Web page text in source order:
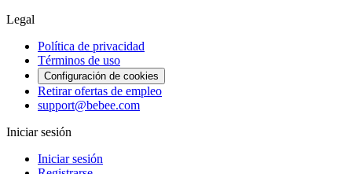
Legal
Política de privacidad
Términos de uso
Configuración de cookies
Retirar ofertas de empleo
support@bebee.com
Iniciar sesión
Iniciar sesión